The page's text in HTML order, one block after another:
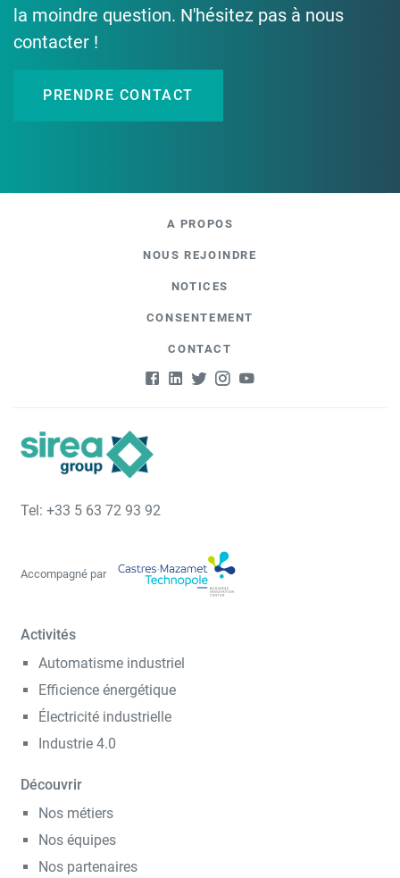
la moindre question. N'hésitez pas à nous
contacter !
PRENDRE CONTACT
A PROPOS
NOUS REJOINDRE
NOTICES
CONSENTEMENT
CONTACT
Tel: +33 5 63 72 93 92
Accompagné par
Activités
Automatisme industriel
Efficience énergétique
Électricité industrielle
Industrie 4.0
Découvrir
Nos métiers
Nos équipes
Nos partenaires